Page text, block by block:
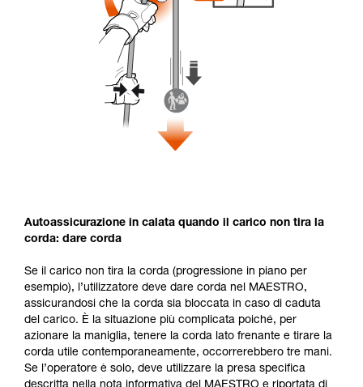
Autoassicurazione in calata quando il carico non tira la
corda: dare corda
Se il carico non tira la corda (progressione in piano per
esempio), l’utilizzatore deve dare corda nel MAESTRO,
assicurandosi che la corda sia bloccata in caso di caduta
del carico. È la situazione più complicata poiché, per
azionare la maniglia, tenere la corda lato frenante e tirare la
corda utile contemporaneamente, occorrerebbero tre mani.
Se l’operatore è solo, deve utilizzare la presa specifica